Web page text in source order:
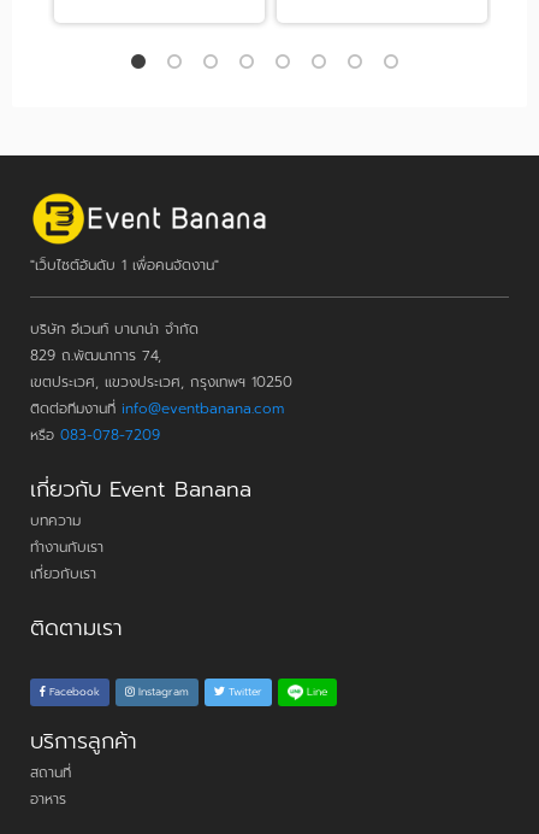
"เว็บไซต์อันดับ 1 เพื่อคนจัดงาน"
บริษัท อีเวนท์ บานาน่า จำกัด
829 ถ.พัฒนาการ 74,
เขตประเวศ, แขวงประเวศ, กรุงเทพฯ 10250
ติดต่อทีมงานที่ info@eventbanana.com
หรือ 083-078-7209
เกี่ยวกับ Event Banana
บทความ
ทำงานกับเรา
เกี่ยวกับเรา
ติดตามเรา
Facebook Instagram Twitter Line
บริการลูกค้า
สถานที่
อาหาร